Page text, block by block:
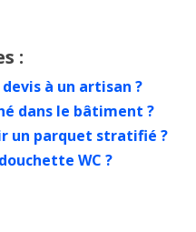
:
à un artisan ?
dans le bâtiment ?
un parquet stratifié ?
WC ?